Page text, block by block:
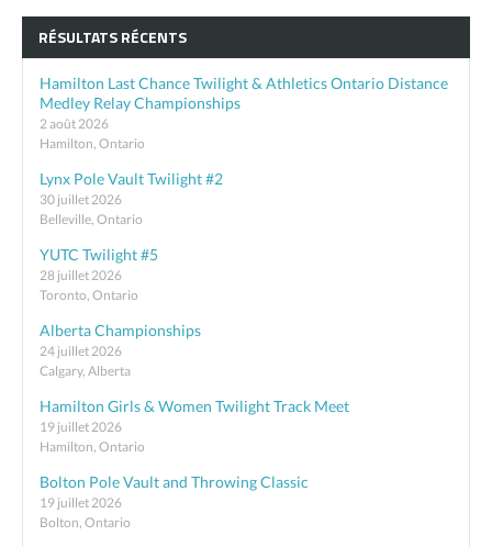
RÉSULTATS RÉCENTS
Hamilton Last Chance Twilight & Athletics Ontario Distance
Medley Relay Championships
2 août 2026
Hamilton, Ontario
Lynx Pole Vault Twilight #2
30 juillet 2026
Belleville, Ontario
YUTC Twilight #5
28 juillet 2026
Toronto, Ontario
Alberta Championships
24 juillet 2026
Calgary, Alberta
Hamilton Girls & Women Twilight Track Meet
19 juillet 2026
Hamilton, Ontario
Bolton Pole Vault and Throwing Classic
19 juillet 2026
Bolton, Ontario